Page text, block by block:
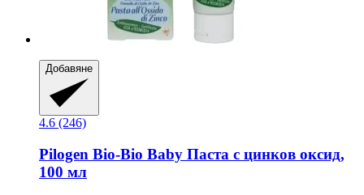
Добавяне
4.6 (246)
Pilogen Bio-​Bio Baby Паста с цинков оксид,
100 мл